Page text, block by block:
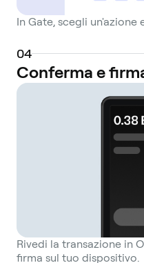
In Gate, scegli un'azione
04
Conferma e
Rivedi la transazione in
firma sul tuo dispositivo.